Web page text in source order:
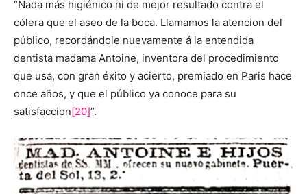
“Nada más higiénico ni de mejor resultado contra el
cólera que el aseo de la boca. Llamamos la atencion del
público, recordándole nuevamente á la entendida
dentista madama Antoine, inventora del procedimiento
que usa, con gran éxito y acierto, premiado en Paris hace
once años, y que el público ya conoce para su
satisfaccion[20]”.